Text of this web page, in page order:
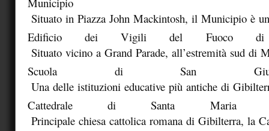
Situato in Piazza John Mackintosh, il Municipio è
EdificiodeiVigilidel Fuoco
Situato vicino a Grand Parade, all’estremità sud di
Scuola di San
Una delle istituzioni educative più antiche di
CattedralediSanta
Principale chiesa cattolica romana di Gibilterra, la